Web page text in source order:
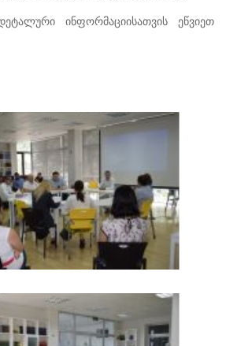
ინფორმაციისათვის ეწვიეთ